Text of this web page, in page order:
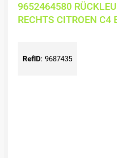
9652464580
RECHTS CITROEN
RefID: 9687435